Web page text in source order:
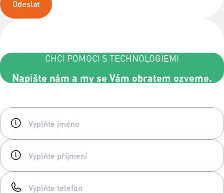
Odeslat
CHCI POMOCI S TECHNOLOGIEMI
Napište nám a my se Vám obratem ozveme.